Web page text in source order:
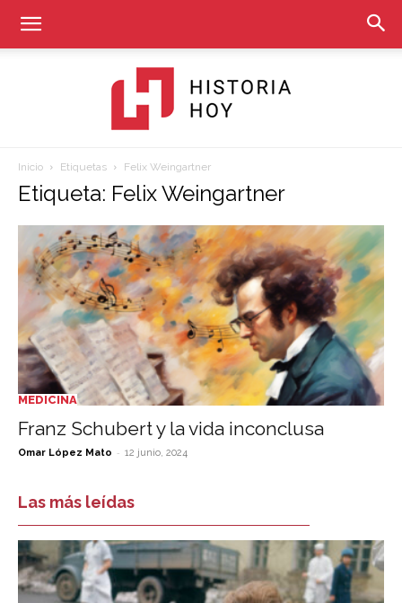
Historia
Hoy
Inicio Etiquetas Felix Weingartner
Etiqueta: Felix Weingartner
MEDICINA
Franz Schubert y la vida inconclusa
Omar López Mato - 12 junio, 2024
Las más leídas